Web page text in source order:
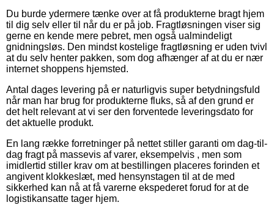
Du burde ydermere tænke over at få produkterne bragt hjem
til dig selv eller til når du er på job. Fragtløsningen viser sig
gerne en kende mere pebret, men også ualmindeligt
gnidningsløs. Den mindst kostelige fragtløsning er uden tvivl
at du selv henter pakken, som dog afhænger af at du er nær
internet shoppens hjemsted.
Antal dages levering på er naturligvis super betydningsfuld
når man har brug for produkterne fluks, så af den grund er
det helt relevant at vi ser den forventede leveringsdato for
det aktuelle produkt.
En lang række forretninger på nettet stiller garanti om dag-til-
dag fragt på massevis af varer, eksempelvis , men som
imidlertid stiller krav om at bestillingen placeres forinden et
angivent klokkeslæt, med hensynstagen til at de med
sikkerhed kan nå at få varerne ekspederet forud for at de
logistikansatte tager hjem.